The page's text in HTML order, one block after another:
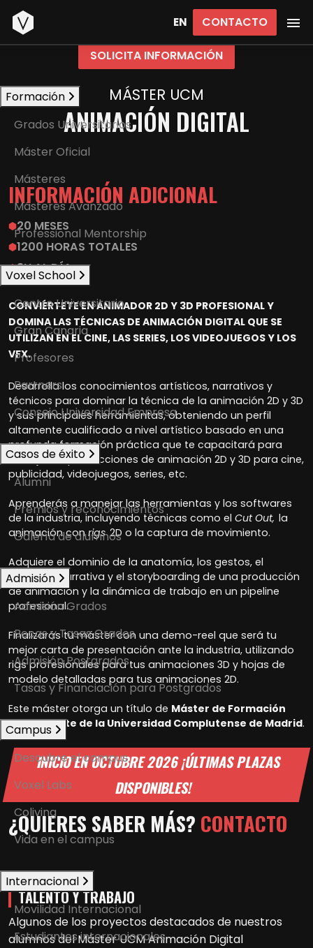
EN CONTACTO
Inicio
SOLICITA INFORMACIÓN
Formación
Grados Universitarios
Máster Oficial
Másteres
Másteres Avanzado
Professional Mentorship
Voxel School
Centro Universitario
Gran Canaria
Profesores
Partners
Consejo Universidad Empresa
Casos de éxito
Alumni
Premios y reconocimientos
Galería de alumnos
Admisión
Admisión Grados
Becas y Tasas Grados
Admisión Postgrados
Tasas y Financiación para Postgrados
Campus
Descubre el campus
Voxel Labs
Coliving
Vida en el campus
Internacional
Movilidad Internacional
Estudiantes internacionales
MÁSTER UCM
ANIMACIÓN DIGITAL
INFORMACIÓN ADICIONAL
20 MESES
1200 HORAS TOTALES
3H AL DÍA
CONVIÉRTETE EN ANIMADOR 2D Y 3D PROFESIONAL Y
DOMINA LAS TÉCNICAS DE ANIMACIÓN DIGITAL QUE SE
UTILIZAN EN EL CINE, LAS SERIES, LOS VIDEOJUEGOS Y LOS
VFX.
Desarrolla los conocimientos artísticos, narrativos y
técnicos para dominar la técnica de la animación 2D y 3D
y sus principales herramientas, obteniendo un perfil
altamente cualificado a nivel artístico basado en una
profunda formación práctica que te capacitará para
trabajar en producciones de animación 2D y 3D para cine,
publicidad, videojuegos, series, etc.
Aprenderás a manejar las herramientas y los softwares
de la industria, incluyendo técnicas como el Cut Out, la
animación conrigs 2D o la captura de movimiento.
Adquiere el dominio de la anatomía, los gestos, el
acting, la narrativa y el storyboarding de una producción
de animación y la dinámica de trabajo en un pipeline
profesional.
Finalizarás tu máster con una demo-reel que será tu
mejor carta de presentación ante la industria, utilizando
rigs profesionales para tus animaciones 3D y hojas de
modelo detalladas para tus animaciones 2D.
Este máster otorga un título de Máster de Formación
Permanente de la Universidad Complutense de Madrid.
INICIO EN OCTUBRE 2026 ¡ÚLTIMAS PLAZAS
DISPONIBLES!
¿QUIERES SABER MÁS? CONTACTO
TALENTO Y TRABAJO
Algunos de los proyectos destacados de nuestros
alumnos delMáster UCM Animación Digital